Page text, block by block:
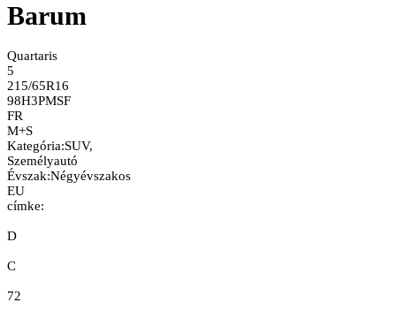
Barum
Quartaris
5
215/65R16
98H3PMSF
FR
M+S
Kategória:SUV,
Személyautó
Évszak:Négyévszakos
EU
címke:
D
C
72